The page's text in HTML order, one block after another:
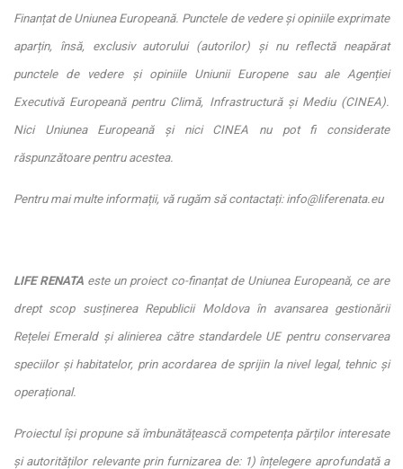
Finanțat de Uniunea Europeană. Punctele de vedere și opiniile exprimate
aparțin, însă, exclusiv autorului (autorilor) și nu reflectă neapărat
punctele de vedere și opiniile Uniunii Europene sau ale Agenției
Executivă Europeană pentru Climă, Infrastructură și Mediu (CINEA).
Nici Uniunea Europeană și nici CINEA nu pot fi considerate
răspunzătoare pentru acestea.
Pentru mai multe informații, vă rugăm să contactați: info@liferenata.eu
LIFE RENATA este un proiect co-finanțat de Uniunea Europeană, ce are
drept scop susținerea Republicii Moldova în avansarea gestionării
Rețelei Emerald și alinierea către standardele UE pentru conservarea
speciilor și habitatelor, prin acordarea de sprijin la nivel legal, tehnic și
operațional.
Proiectul își propune să îmbunătățească competența părților interesate
și autorităților relevante prin furnizarea de: 1) înțelegere aprofundată a